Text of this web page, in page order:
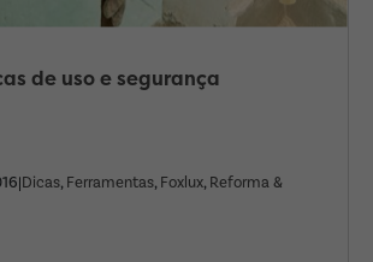
de uso e segurança
Dicas, Ferramentas, Foxlux, Reforma &